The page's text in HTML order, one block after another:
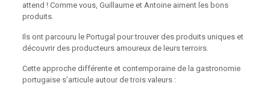
attend ! Comme vous, Guillaume et Antoine aiment les bons
produits.
Ils ont parcouru le Portugal pour trouver des produits uniques et
découvrir des producteurs amoureux de leurs terroirs.
Cette approche différente et contemporaine de la gastronomie
portugaise s’articule autour de trois valeurs :